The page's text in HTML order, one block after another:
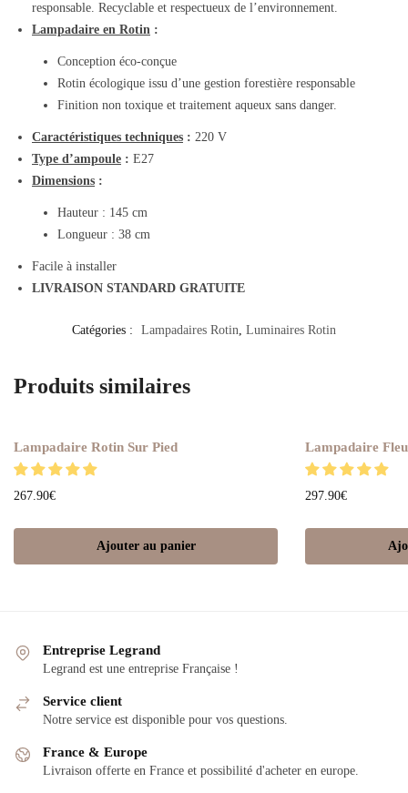
responsable. Recyclable et respectueux de l’environnement.
Lampadaire en Rotin :
Conception éco-conçue
Rotin écologique issu d’une gestion forestière responsable
Finition non toxique et traitement aqueux sans danger.
Caractéristiques techniques : 220 V
Type d’ampoule : E27
Dimensions :
Hauteur : 145 cm
Longueur : 38 cm
Facile à installer
LIVRAISON STANDARD GRATUITE
Catégories : Lampadaires Rotin, Luminaires Rotin
Produits similaires
Lampadaire Rotin Sur Pied
267.90€
Ajouter au panier
Lampadaire
297.90€
Entreprise Legrand
Legrand est une entreprise Française !
Service client
Notre service est disponible pour vos questions.
France & Europe
Livraison offerte en France et possibilité d'acheter en europe.